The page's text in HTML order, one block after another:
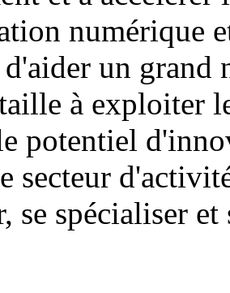
numérique
un grand
à exploiter
potentiel
secteur
se spécialiser